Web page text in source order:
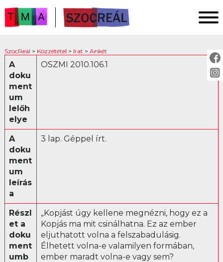
FŐOLDAL
KUTATÁS
KÖZZÉTÉTEL
KÖZVETÍTÉS
KÖZZÉTÉTEL:
Fotó
Irat
Ankét
Levél
Műsor
Librettó
SzocReál > Közzététel > Irat > Ankét
A
doku
ment
um
lelőh
elye
OSZMI 2010.106.1
A
doku
ment
um
leírás
a
3 lap. Géppel írt.
Részl
et a
doku
ment
umb
„Kopjást úgy kellene megnézni, hogy ez a
Kopjás ma mit csinálhatna. Ez az ember
eljuthatott volna a felszabadulásig.
Élhetett volna-e valamilyen formában,
ember maradt volna-e vagy sem?